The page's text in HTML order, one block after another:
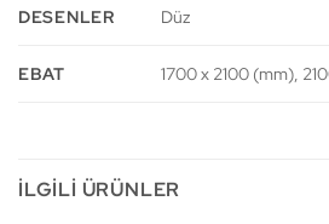
DESENLER Düz
EBAT 1700 x 2100 (mm),
İLGILI ÜRÜNLER